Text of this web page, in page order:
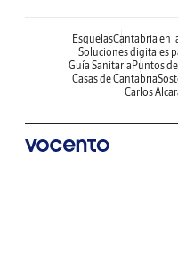
EsquelasCantabria en
Soluciones digitales
Guía SanitariaPuntos
Casas de Cantabria
Carlos